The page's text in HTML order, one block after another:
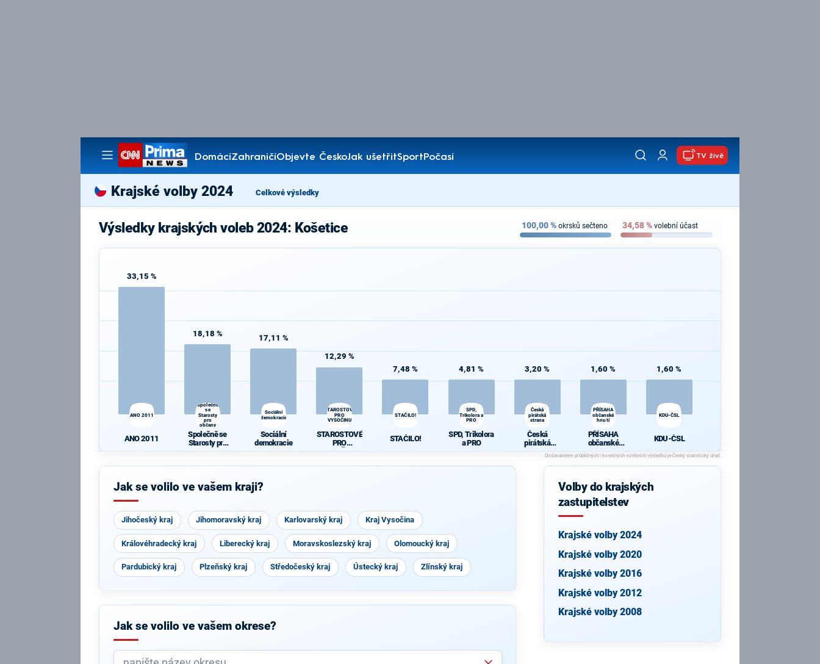
DomácíZahraničíObjevte ČeskoJak ušetřitSportPočasí
Pořady
TV živě
Krajské volby 2024 Celkové výsledky
Výsledky krajských voleb 2024: Košetice 100,00% okrsků sečteno 34,58% volební účast
33,15 %
ANO 2011
ANO 2011
18,18 %
Společně
se
Starosty
pro
občany
Společně se
Starosty pro
17,11 %
Sociální
demokracie
Sociální
demokracie
12,29 %
STAROSTOVÉ
PRO
VYSOČINU
STAROSTOVÉ
PRO
7,48 %
STAČILO!
STAČILO!
4,81 %
SPD,
Trikolora a
PRO
SPD, Trikolora
a PRO
3,20 %
Česká
pirátská
strana
Česká
pirátská
strana
1,60 %
PŘÍSAHA
občanské
hnutí
PŘÍSAHA
občanské
hnutí
1,60 %
KDU-ČSL
KDU-ČSL
Jak se volilo ve vašem kraji?
Jihočeský kraj Jihomoravský kraj Karlovarský kraj Kraj Vysočina
Královéhradecký kraj Liberecký kraj Moravskoslezský kraj Olomoucký kraj
Pardubický kraj Plzeňský kraj Středočeský kraj Ústecký kraj Zlínský kraj
Jak se volilo ve vašem okrese?
Volby do krajských
zastupitelstev
Krajské volby 2024
Krajské volby 2020
Krajské volby 2016
Krajské volby 2012
Krajské volby 2008